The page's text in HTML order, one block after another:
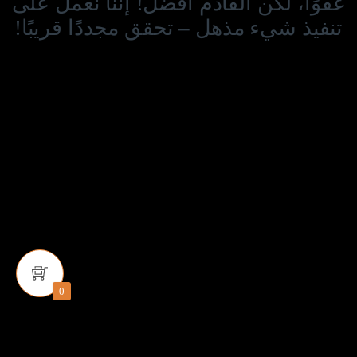
تنفيذ شيء مذهل – تحقق مجددًا قريبًا!
0